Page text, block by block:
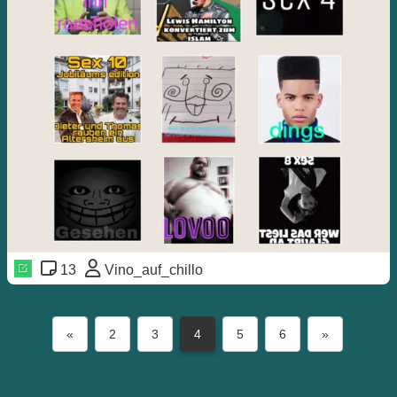
13 Vino_auf_chillo
« 2 3 4 5 6 »